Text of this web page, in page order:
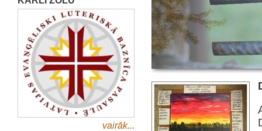
vairāk...